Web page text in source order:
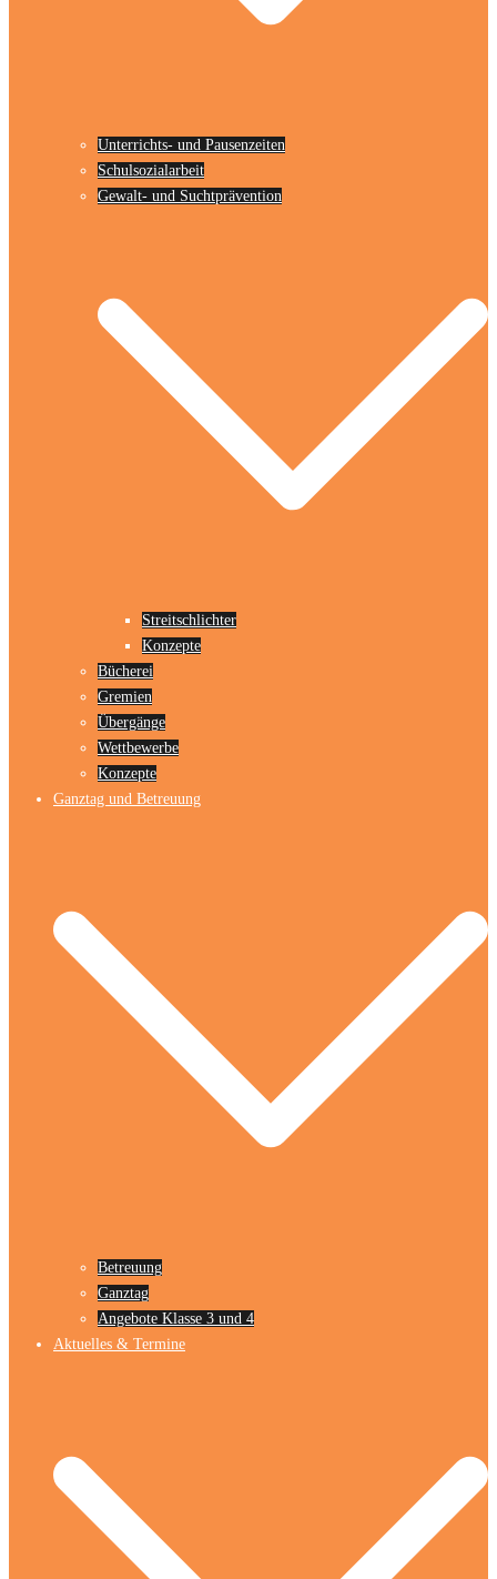
Unterrichts- und Pausenzeiten
Schulsozialarbeit
Gewalt- und Suchtprävention
Streitschlichter
Konzepte
Bücherei
Gremien
Übergänge
Wettbewerbe
Konzepte
Ganztag und Betreuung
Betreuung
Ganztag
Angebote Klasse 3 und 4
Aktuelles & Termine